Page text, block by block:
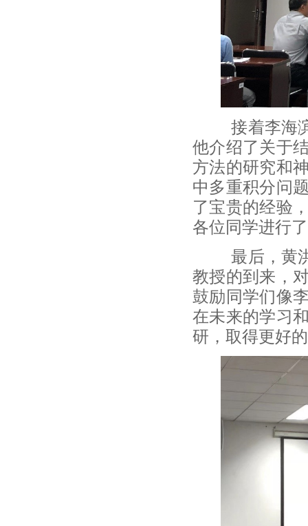
接着李海滨
他介绍了关于
方法的研究和
中多重积分问
了宝贵的经验
各位同学进行
最后，黄洪
教授的到来，
鼓励同学们像
在未来的学习
研，取得更好